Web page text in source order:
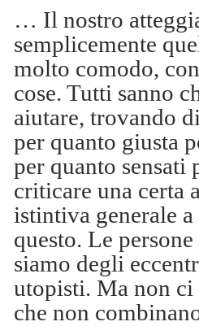
… Il nostro
semplicemente
molto comodo,
cose. Tutti sanno
aiutare, trovando
per quanto giusta
per quanto sensati
criticare una certa
istintiva generale
questo. Le
siamo degli
utopisti. Ma non ci
che non